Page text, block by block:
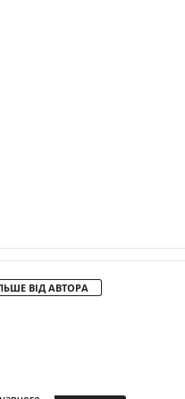
ВІД АВТОРА